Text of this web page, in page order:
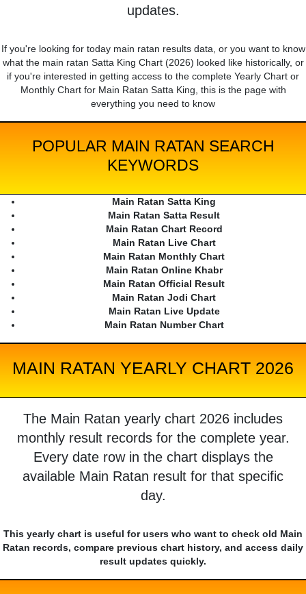
updates.
If you're looking for today main ratan results data, or you want to know
what the main ratan Satta King Chart (2026) looked like historically, or
if you're interested in getting access to the complete Yearly Chart or
Monthly Chart for Main Ratan Satta King, this is the page with
everything you need to know
POPULAR MAIN RATAN SEARCH
KEYWORDS
Main Ratan Satta King
Main Ratan Satta Result
Main Ratan Chart Record
Main Ratan Live Chart
Main Ratan Monthly Chart
Main Ratan Online Khabr
Main Ratan Official Result
Main Ratan Jodi Chart
Main Ratan Live Update
Main Ratan Number Chart
MAIN RATAN YEARLY CHART 2026
The Main Ratan yearly chart 2026 includes
monthly result records for the complete year.
Every date row in the chart displays the
available Main Ratan result for that specific
day.
This yearly chart is useful for users who want to check old Main
Ratan records, compare previous chart history, and access daily
result updates quickly.